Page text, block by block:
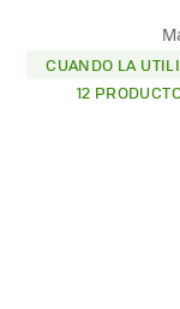
CUANDO LA
12